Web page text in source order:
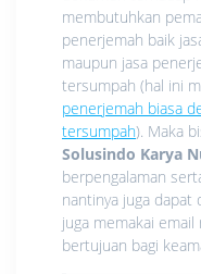
membutuhkan
penerjemah baik
maupun jasa
tersumpah (hal ini
penerjemah biasa
tersumpah). Maka
Solusindo Karya
berpengalaman
nantinya juga dapat
juga memakai
bertujuan bagi